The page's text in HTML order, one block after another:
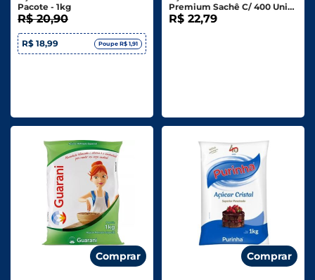
Pacote - 1kg
R$ 20,90
R$ 18,99 Poupe R$ 1,91
Premium Sachê C/ 400 Unid.
Caixa 2kg
R$ 22,79
Comprar Comprar